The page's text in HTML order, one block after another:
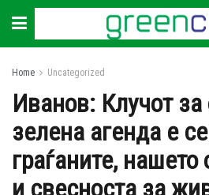
Home Uncategorized
Иванов: Клучот
зелена агенда е
граѓаните,
и свесноста за